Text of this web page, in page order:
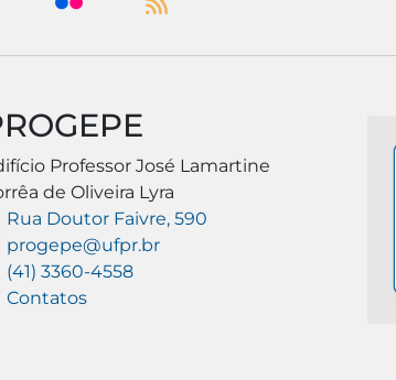
Professor José Lamartine
de Oliveira Lyra
Rua Doutor Faivre, 590
progepe@ufpr.br
(41) 3360-4558
Contatos